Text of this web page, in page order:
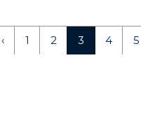
‹ 1 2 3 4 5